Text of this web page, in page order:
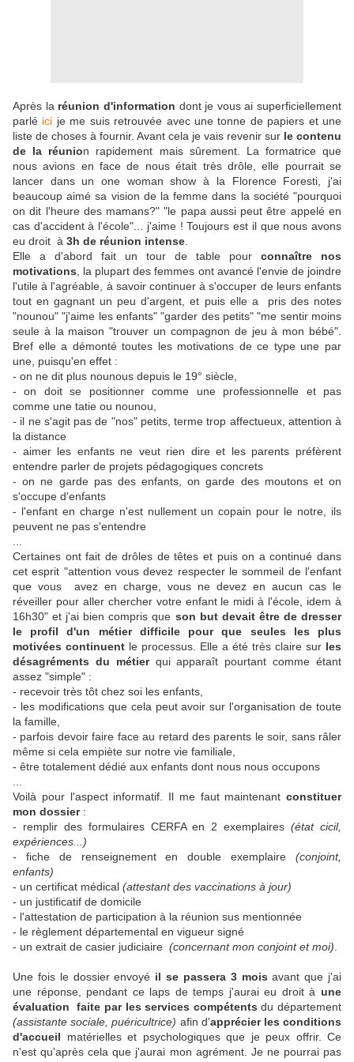
Après la réunion d'information dont je vous ai superficiellement
parlé ici je me suis retrouvée avec une tonne de papiers et une
liste de choses à fournir. Avant cela je vais revenir sur le contenu
de la réunion rapidement mais sûrement. La formatrice que
nous avions en face de nous était très drôle, elle pourrait se
lancer dans un one woman show à la Florence Foresti, j'ai
beaucoup aimé sa vision de la femme dans la société "pourquoi
on dit l'heure des mamans?" "le papa aussi peut être appelé en
cas d'accident à l'école"... j'aime ! Toujours est il que nous avons
eu droit à 3h de réunion intense
Elle a d'abord fait un tour de table pour connaître nos
motivations , la plupart des femmes ont avancé l'envie de joindre
l'utile à l'agréable, à savoir continuer à s'occuper de leurs enfants
tout en gagnant un peu d'argent, et puis elle a pris des notes
"nounou" "j'aime les enfants" "garder des petits" "me sentir moins
seule à la maison "trouver un compagnon de jeu à mon bébé".
Bref elle a démonté toutes les motivations de ce type une par
une, puisqu'en effet :
- on ne dit plus nounous depuis le 19° siècle,
- on doit se positionner comme une professionnelle et pas
comme une tatie ou nounou,
- il ne s'agit pas de "nos" petits, terme trop affectueux, attention à
la distance
- aimer les enfants ne veut rien dire et les parents préfèrent
entendre parler de projets pédagogiques concrets
- on ne garde pas des enfants, on garde des moutons et on
s'occupe d'enfants
- l'enfant en charge n'est nullement un copain pour le notre, ils
peuvent ne pas s'entendre
Certaines ont fait de drôles de têtes et puis on a continué dans
cet esprit "attention vous devez respecter le sommeil de l'enfant
que vous avez en charge, vous ne devez en aucun cas le
réveiller pour aller chercher votre enfant le midi à l'école, idem à
16h30" et j'ai bien compris que son but devait être de dresser
le profil d'un métier difficile pour que seules les plus
motivées continuent le processus. Elle a été très claire sur les
désagréments du métierqui apparaît pourtant comme étant
assez "simple" :
- recevoir très tôt chez soi les enfants,
- les modifications que cela peut avoir sur l'organisation de toute
la famille,
- parfois devoir faire face au retard des parents le soir, sans râler
même si cela empiète sur notre vie familiale,
- être totalement dédié aux enfants dont nous nous occupons
Voilà pour l'aspect informatif. Il me faut maintenant constituer
mon dossier:
- remplir des formulaires CERFA en 2 exemplaires(état cicil,
expériences...)
- fiche de renseignement en double exemplaire (conjoint,
enfants)
- un certificat médical (attestant des vaccinations à jour)
- un justificatif de domicile
- l'attestation de participation à la réunion sus mentionnée
- le règlement départemental en vigueur signé
- un extrait de casier judiciaire (concernant mon conjoint et moi)
Une fois le dossier envoyé il se passera 3 mois avant que j'ai
une réponse, pendant ce laps de temps j'aurai eu droit à une
évaluation faite par les services compétents du département
(assistante sociale, puéricultrice) afin d'apprécier les conditions
d'accueil matérielles et psychologiques que je peux offrir. Ce
n'est qu'après cela que j'aurai mon agrément. Je ne pourrai pas